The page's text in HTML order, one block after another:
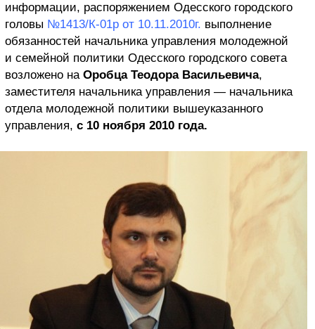
информации, распоряжением Одесского городского
головы №1413/К-01р от 10.11.2010г. выполнение
обязанностей начальника управления молодежной
и семейной политики Одесского городского совета
возложено на Оробца Теодора Васильевича,
заместителя начальника управления — начальника
отдела молодежной политики вышеуказанного
управления, с 10 ноября 2010 года.